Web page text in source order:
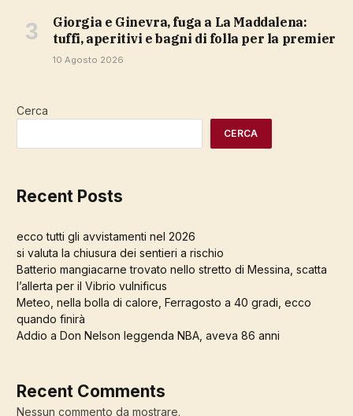
Giorgia e Ginevra, fuga a La Maddalena:
tuffi, aperitivi e bagni di folla per la premier
10 Agosto 2026
Cerca
CERCA
Recent Posts
ecco tutti gli avvistamenti nel 2026
si valuta la chiusura dei sentieri a rischio
Batterio mangiacarne trovato nello stretto di Messina, scatta
l’allerta per il Vibrio vulnificus
Meteo, nella bolla di calore, Ferragosto a 40 gradi, ecco
quando finirà
Addio a Don Nelson leggenda NBA, aveva 86 anni
Recent Comments
Nessun commento da mostrare.